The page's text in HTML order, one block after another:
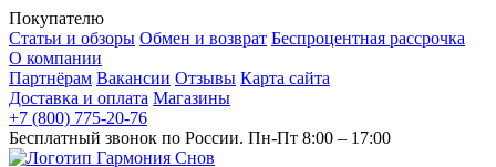
Покупателю
Статьи и обзоры Обмен и возврат Беспроцентная рассрочка
О компании
Партнёрам Вакансии Отзывы Карта сайта
Доставка и оплата Магазины
+7 (800) 775-20-76
Бесплатный звонок по России. Пн-Пт 8:00 – 17:00